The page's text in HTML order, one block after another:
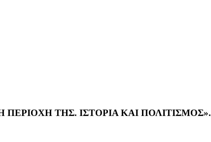
ΤΗΣ. ΙΣΤΟΡΙΑ ΚΑΙ ΠΟΛΙΤΙΣΜΟΣ».